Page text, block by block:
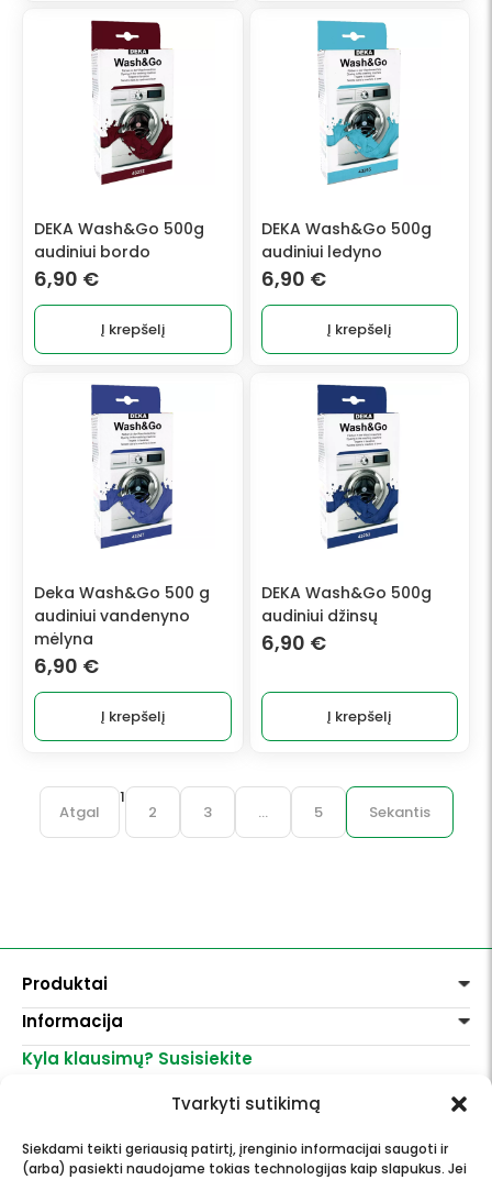
Tvarkyti sutikimą
Siekdami teikti geriausią patirtį, įrenginio informacijai saugoti ir
(arba) pasiekti naudojame tokias technologijas kaip slapukus. Jei
DEKA Wash&Go 500g
audiniui bordo
6,90 €
Į krepšelį
DEKA Wash&Go 500g
audiniui ledyno
6,90 €
Į krepšelį
Deka Wash&Go 500 g
audiniui vandenyno
mėlyna
6,90 €
Į krepšelį
DEKA Wash&Go 500g
audiniui džinsų
6,90 €
Į krepšelį
Atgal
1
2 3 … 5 Sekantis
Produktai
Dažai
Dekoravimui
Lakai, skiedikliai
Akvarelinis popierius
Molbertai
Informacija
Pirkimo taisyklės
Parduotuvės
Kyla klausimų? Susisiekite
info@menomuza.lt
Dailės, dailininkų reikmenys -